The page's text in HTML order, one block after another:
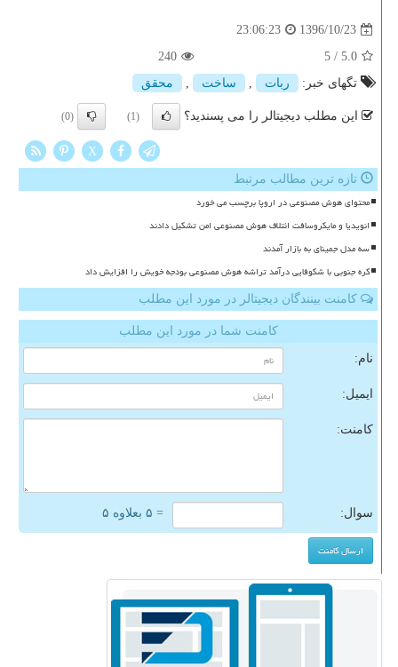
1396/10/23
23:06:23
5.0
/
5
240
تگهای خبر:
ربات , ساخت , محقق
این مطلب دیجیتالر را می پسندید؟ (1)
(0)
X
تازه ترین مطالب مرتبط
محتوای هوش مصنوعی در اروپا برچسب می خورد
انویدیا و مایکروسافت ائتلاف هوش مصنوعی امن تشکیل دادند
سه مدل جمینای به بازار آمدند
کره جنوبی با شکوفایی درآمد تراشه هوش مصنوعی بودجه خویش را افزایش داد
کامنت بینندگان دیجیتالر در مورد این مطلب
کامنت شما در مورد این مطلب
نام:
ایمیل:
کامنت:
سوال: = ۵ بعلاوه ۵